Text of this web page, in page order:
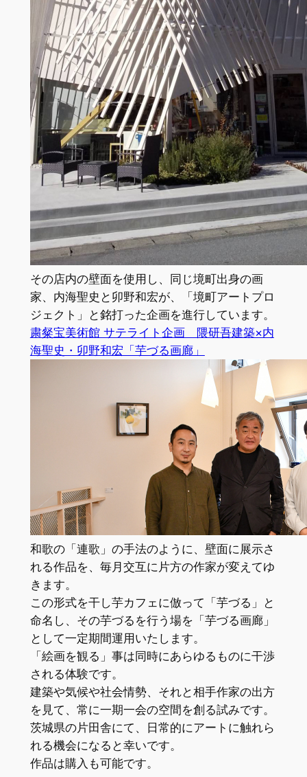
その店内の壁面を使用し、同じ境町出身の画
家、内海聖史と卯野和宏が、「境町アートプロ
ジェクト」⁡と銘打った企画を進行しています。
粛粲宝美術館 サテライト企画 隈研吾建築×内
海聖史・卯野和宏「芋づる画廊」
和歌の「連歌」の手法のように、壁面に展示さ
れる作品を、毎月交互に片方の作家が変えてゆ
きます。
この形式を干し芋カフェに倣って「芋づる」と
命名し、その芋づるを行う場を「芋づる画廊」
として一定期間運用いたします。
「絵画を観る」事は同時にあらゆるものに干渉
される体験です。
建築や気候や社会情勢、それと相手作家の出方
を見て、常に一期一会の空間を創る試みです。
茨城県の片田舎にて、日常的にアートに触れら
れる機会になると幸いです。
作品は購入も可能です。